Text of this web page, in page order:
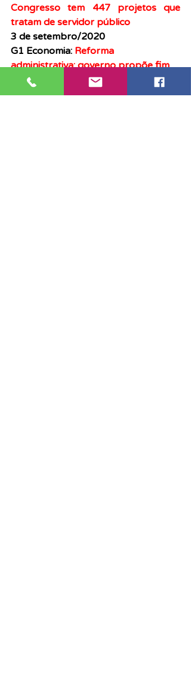
Congresso tem 447 projetos que
tratam de servidor público
3 de setembro/2020
G1 Economia: Reforma
administrativa: governo propõe fim
da estabilidade para parte de novos
servidores